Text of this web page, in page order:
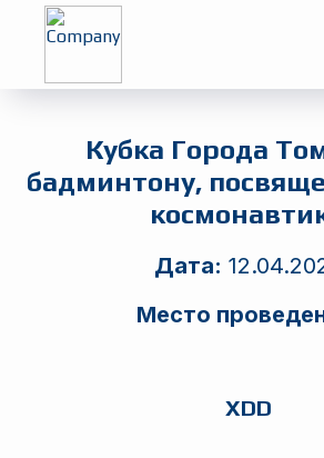
Кубка Города
бадминтону,
Дата:
Место
XDD